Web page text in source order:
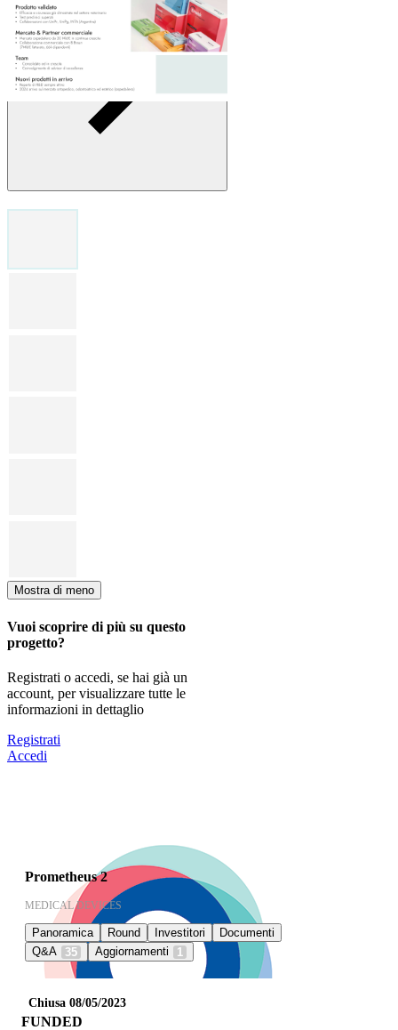
Mostra di meno
Vuoi scoprire di più su questo
progetto?
Registrati o accedi, se hai già un
account, per visualizzare tutte le
informazioni in dettaglio
Registrati
Accedi
Prometheus 2
MEDICAL DEVICES
Panoramica Round Investitori
Documenti
Q&A 35 Aggiornamenti 1
Chiusa 08/05/2023
FUNDED